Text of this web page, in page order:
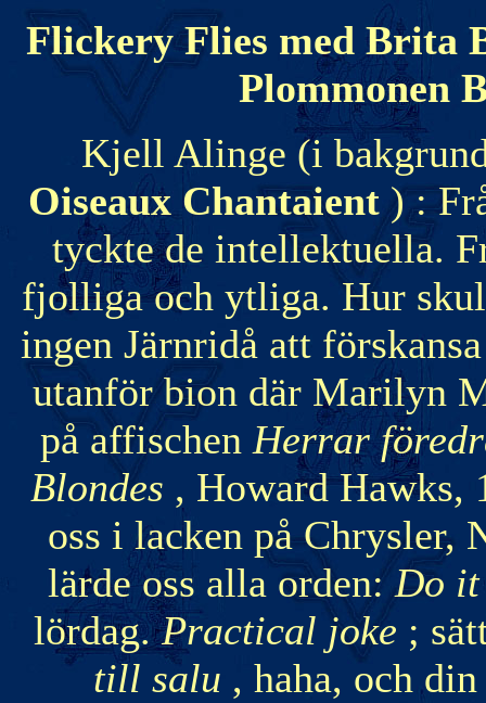
Flickery Flies med Brita
Plommonen
Kjell Alinge (i
Oiseaux Chantaient ) :
tyckte de intellektuella.
fjolliga och ytliga. Hur
ingen Järnridå att
utanför bion där Marilyn
på affischenHerrar
Blondes , Howard Hawks,
oss i lacken på Chrysler,
lärde oss alla orden:Do
lördag.Practical joke ;
till salu , haha, och